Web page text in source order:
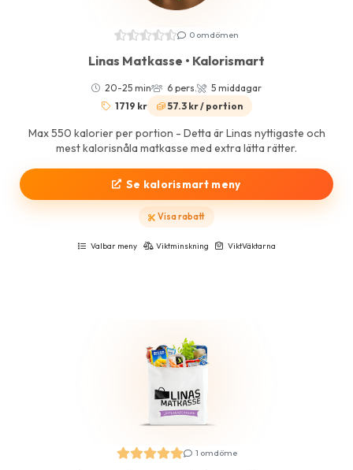
0 omdömen
Linas Matkasse • Kalorismart
20-25 min 6 pers.
5 middagar
1719 kr
57.3 kr / portion
Max 550 kalorier per portion - Detta är Linas nyttigaste och
mest kalorisnåla matkasse med extra lätta rätter.
Se kalorismart meny
Visa rabatt
Valbar meny Viktminskning ViktVäktarna
1 omdöme